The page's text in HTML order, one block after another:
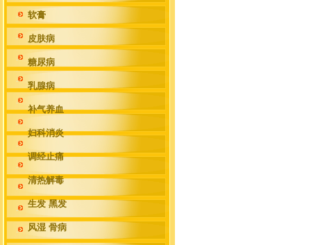
软膏
皮肤病
糖尿病
乳腺病
补气养血
妇科消炎
调经止痛
清热解毒
生发 黑发
风湿 骨病